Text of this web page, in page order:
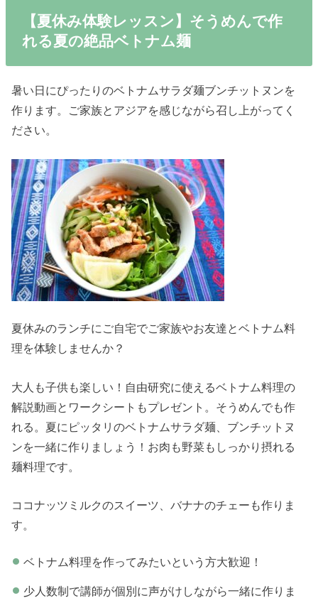
【夏休み体験レッスン】そうめんで作
れる夏の絶品ベトナム麺
暑い日にぴったりのベトナムサラダ麺ブンチットヌンを
作ります。ご家族とアジアを感じながら召し上がってく
ださい。
夏休みのランチにご自宅でご家族やお友達とベトナム料
理を体験しませんか？
大人も子供も楽しい！自由研究に使えるベトナム料理の
解説動画とワークシートもプレゼント。そうめんでも作
れる。夏にピッタリのベトナムサラダ麺、ブンチットヌ
ンを一緒に作りましょう！お肉も野菜もしっかり摂れる
麺料理です。
ココナッツミルクのスイーツ、バナナのチェーも作りま
す。
ベトナム料理を作ってみたいという方大歓迎！
少人数制で講師が個別に声がけしながら一緒に作りま